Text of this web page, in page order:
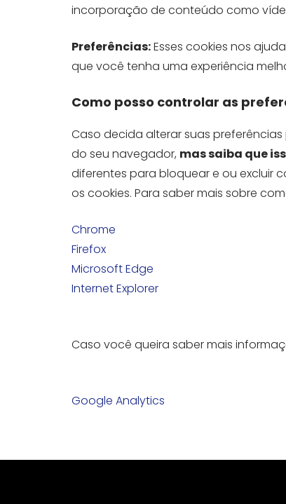
incorporação de conteúdo como
Preferências:Esses cookies nos
que você tenha uma experiência
Como posso controlar as
Caso decida alterar suas
do seu navegador, mas saiba que
diferentes para bloquear e ou excluir
os cookies. Para saber mais sobre
Chrome
Firefox
Microsoft Edge
Internet Explorer
Caso você queira saber mais
Google Analytics